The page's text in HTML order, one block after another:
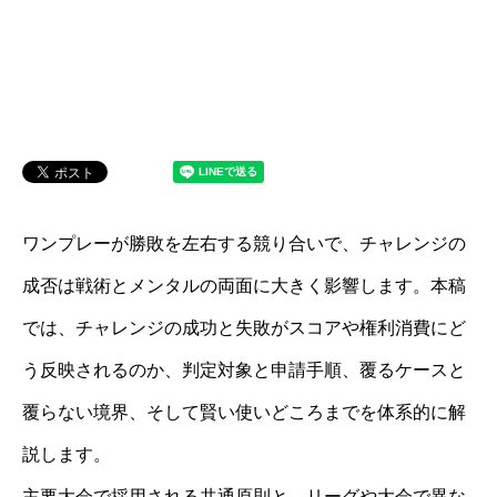
ワンプレーが勝敗を左右する競り合いで、チャレンジの
成否は戦術とメンタルの両面に大きく影響します。本稿
では、チャレンジの成功と失敗がスコアや権利消費にど
う反映されるのか、判定対象と申請手順、覆るケースと
覆らない境界、そして賢い使いどころまでを体系的に解
説します。